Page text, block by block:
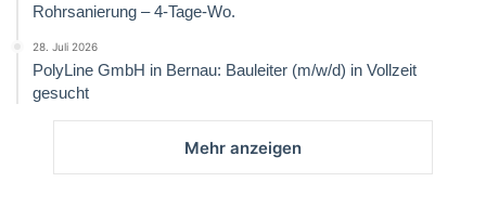
Rohrsanierung – 4-Tage-Wo.
28. Juli 2026
PolyLine GmbH in Bernau: Bauleiter (m/w/d) in Vollzeit
gesucht
Mehr anzeigen